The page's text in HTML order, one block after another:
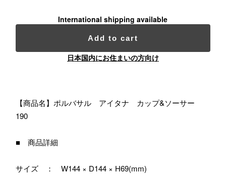
International shipping available
Add to cart
日本国内にお住まいの方向け
【商品名】ポルバサル アイタナ カップ&ソーサー
190
■ 商品詳細
サイズ ： W144 × D144 × H69(mm)